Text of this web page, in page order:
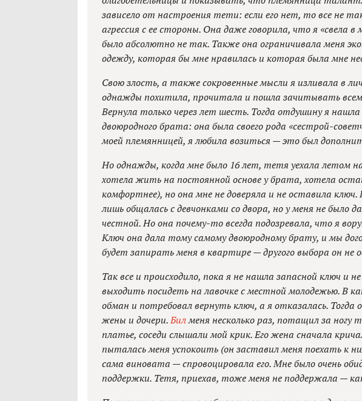
зависело от настроения тети: если его нет, то все не
агрессия с ее стороны. Она даже говорила, что я «свела
было абсолютно не так. Также она ограничивала меня
одежду, которая бы мне нравилась и которая была мне
Свою злость, а также сокровенные мысли я изливала в
однажды похитила, прочитала и пошла зачитывать
Вернула только через лет шесть. Тогда отдушину я
двоюродного брата: она была своего рода «сестрой-
моей племянницей, я любила возиться — это был
Но однажды, когда мне было 16 лет, тетя уехала летом на
хотела жить на постоянной основе у брата, хотела
комфортнее), но она мне не доверяла и не оставила ключ.
лишь общалась с девчонками со двора, но у меня не было
честной. Но она почему-то всегда подозревала, что я
Ключ она дала тому самому двоюродному брату, и мы
будет запирать меня в квартире — другого выбора он не
Так все и происходило, пока я не нашла запасной ключ и
выходить посидеть на лавочке с местной молодежью. В
обман и потребовал вернуть ключ, а я отказалась. Тогда
жены и дочери.Билменя несколько раз, потащил за ногу
платье, соседи слышали мой крик. Его жена сначала
пыталась меня успокоить (он заставил меня поехать к
сама виновата — спровоцировала его. Мне было очень
поддержки. Тетя, приехав, тоже меня не поддержала —